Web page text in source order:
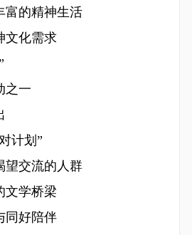
的精神生活
化需求
一
计划”
交流的人群
学桥梁
好陪伴